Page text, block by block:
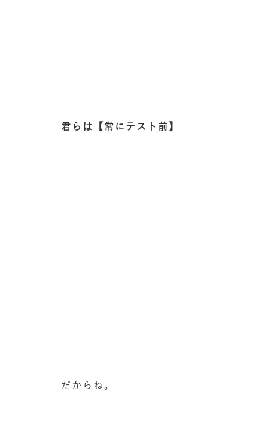
君らは【常にテスト前】
だからね。